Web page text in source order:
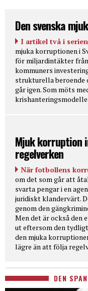
Den svenska
I artikel två i serien
mjuka korruptionen i
för miljardintäkter
kommuners
strukturella beroende
går igen. Som möts
Mjuk korruption
regelverken
När fotbollens
om det som går att
svarta pengar i en
juridiskt klandervärt.
genom den
Men det är också den
ut eftersom den
den mjuka
lägre än att följa
DEN